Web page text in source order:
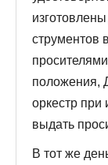
струментов
положения,
оркестр при
выдать
В тот же